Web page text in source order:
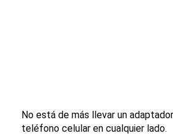
No está de más llevar un
teléfono celular en cualquier lado.